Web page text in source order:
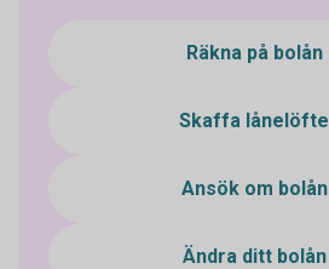
Räkna på bolån
Skaffa lånelöfte
Ansök om bolån
Ändra ditt bolån